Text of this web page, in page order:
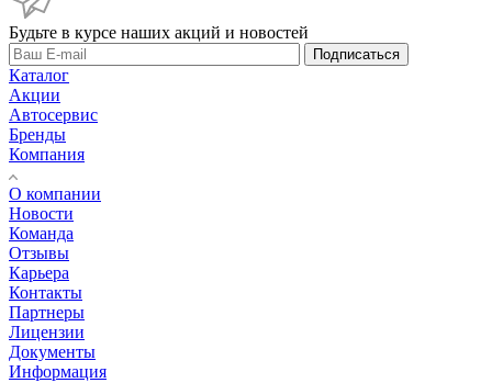
Будьте в курсе наших акций и новостей
Подписаться
Каталог
Акции
Автосервис
Бренды
Компания
О компании
Новости
Команда
Отзывы
Карьера
Контакты
Партнеры
Лицензии
Документы
Информация